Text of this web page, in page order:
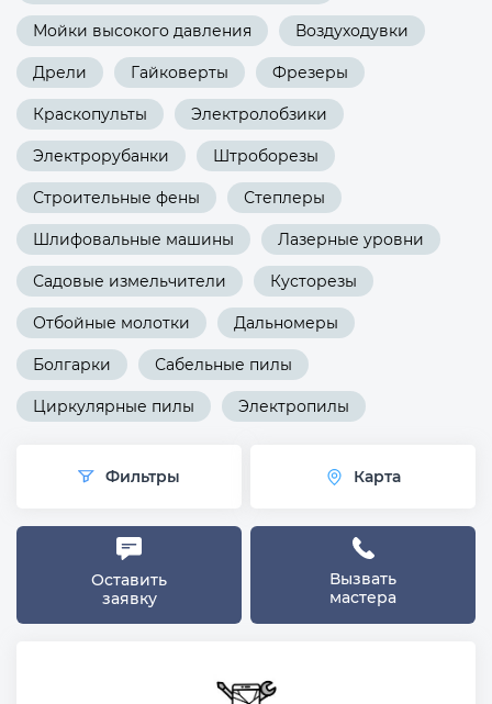
Мойки высокого давления Воздуходувки
Дрели Гайковерты Фрезеры
Краскопульты Электролобзики
Электрорубанки Штроборезы
Строительные фены Степлеры
Шлифовальные машины Лазерные уровни
Садовые измельчители Кусторезы
Отбойные молотки Дальномеры
Болгарки Сабельные пилы
Циркулярные пилы Электропилы
Фильтры Карта
Оставить
заявку
Вызвать
мастера